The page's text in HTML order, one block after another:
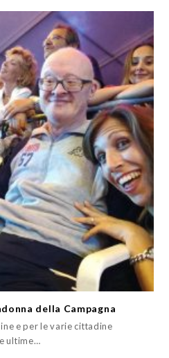
della Campagna
e per le varie cittadine
ultime…